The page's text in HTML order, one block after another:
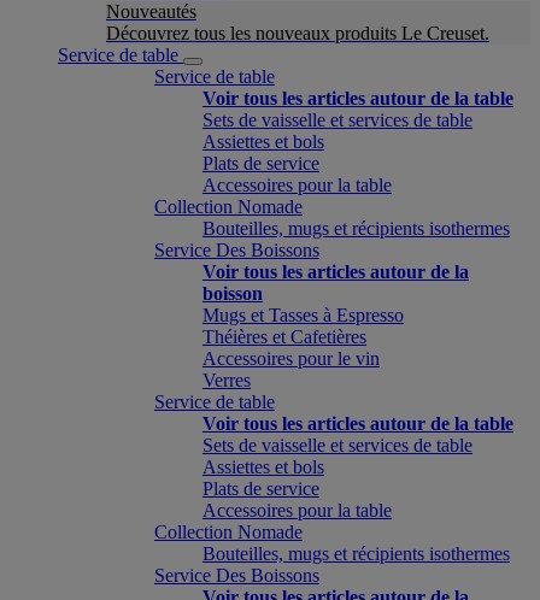
Nouveautés
Découvrez tous les nouveaux produits Le Creuset.
Service de table
Service de table
Voir tous les articles autour de la table
Sets de vaisselle et services de table
Assiettes et bols
Plats de service
Accessoires pour la table
Collection Nomade
Bouteilles, mugs et récipients isothermes
Service Des Boissons
Voir tous les articles autour de la
boisson
Mugs et Tasses à Espresso
Théières et Cafetières
Accessoires pour le vin
Verres
Service de table
Voir tous les articles autour de la table
Sets de vaisselle et services de table
Assiettes et bols
Plats de service
Accessoires pour la table
Collection Nomade
Bouteilles, mugs et récipients isothermes
Service Des Boissons